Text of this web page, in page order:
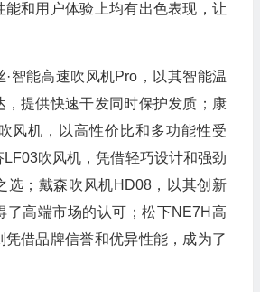
能和用户体验上均有出色表现，让
·智能高速吹风机Pro，以其智能温
，提供快速干发同时保护发质；康
风机，以高性价比和多功能性受
吹风机，凭借轻巧设计和强劲
选；戴森吹风机HD08，以其创新
了高端市场的认可；松下NE7H高
凭借品牌信誉和优异性能，成为了